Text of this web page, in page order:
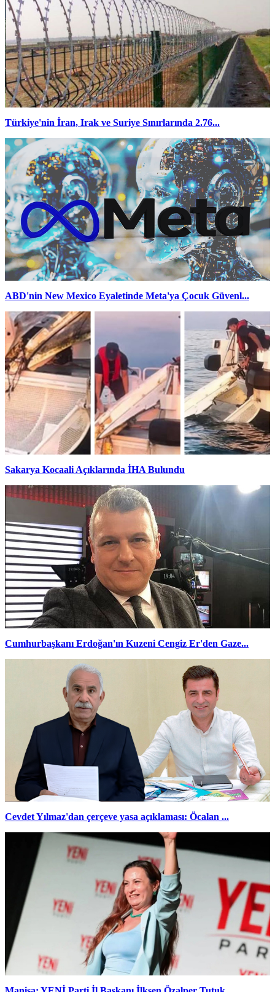
Türkiye'nin İran, Irak ve Suriye Sınırlarında 2.76...
ABD'nin New Mexico Eyaletinde Meta'ya Çocuk Güvenl...
Sakarya Kocaali Açıklarında İHA Bulundu
Cumhurbaşkanı Erdoğan'ın Kuzeni Cengiz Er'den Gaze...
Cevdet Yılmaz'dan çerçeve yasa açıklaması: Öcalan ...